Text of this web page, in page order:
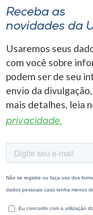
Receba as
novidades da
Usaremos seus
com você sobre
podem ser de seu
envio da
mais detalhes, leia
privacidade.